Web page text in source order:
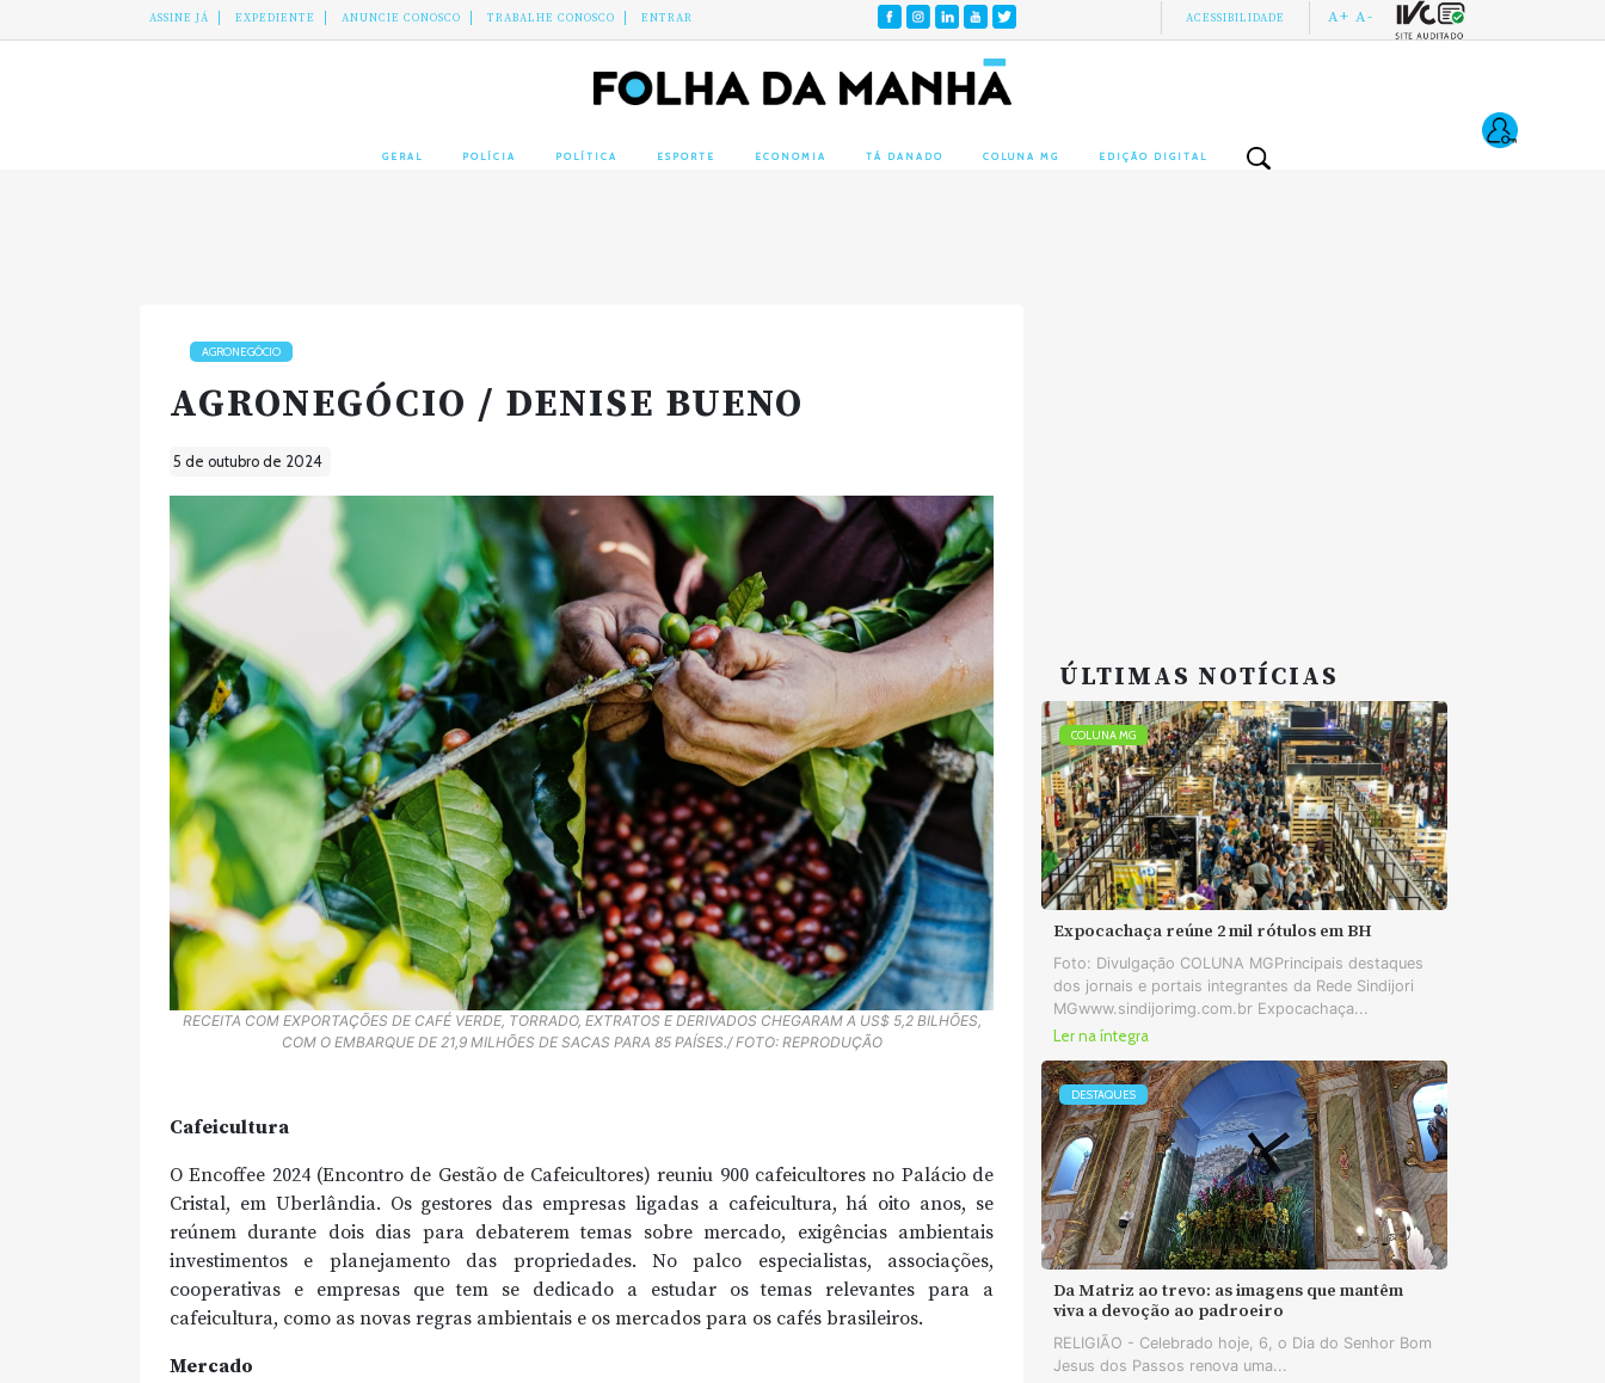
ASSINE JÁ EXPEDIENTE ANUNCIE CONOSCO TRABALHE CONOSCO ENTRAR ACESSIBILIDADE A+ A-
GERAL POLÍCIA POLÍTICA ESPORTE ECONOMIA TÁ DANADO COLUNA MG EDIÇÃO DIGITAL
AGRONEGÓCIO
AGRONEGÓCIO / DENISE BUENO
5 de outubro de 2024
RECEITA COM EXPORTAÇÕES DE CAFÉ VERDE, TORRADO, EXTRATOS E DERIVADOS CHEGARAM A US$ 5,2 BILHÕES,
COM O EMBARQUE DE 21,9 MILHÕES DE SACAS PARA 85 PAÍSES./ FOTO: REPRODUÇÃO
Cafeicultura
O Encoffee 2024 (Encontro de Gestão de Cafeicultores) reuniu 900 cafeicultores no Palácio de
Cristal, em Uberlândia. Os gestores das empresas ligadas a cafeicultura, há oito anos, se
reúnem durante dois dias para debaterem temas sobre mercado, exigências ambientais
investimentos e planejamento das propriedades. No palco especialistas, associações,
cooperativas e empresas que tem se dedicado a estudar os temas relevantes para a
cafeicultura, como as novas regras ambientais e os mercados para os cafés brasileiros.
Mercado
ÚLTIMAS NOTÍCIAS
COLUNA MG
Expocachaça reúne 2 mil rótulos em BH
Foto: Divulgação COLUNA MGPrincipais destaques
dos jornais e portais integrantes da Rede Sindijori
MGwww.sindijorimg.com.br Expocachaça...
Ler na íntegra
DESTAQUES
Da Matriz ao trevo: as imagens que mantêm
viva a devoção ao padroeiro
RELIGIÃO - Celebrado hoje, 6, o Dia do Senhor Bom
Jesus dos Passos renova uma...